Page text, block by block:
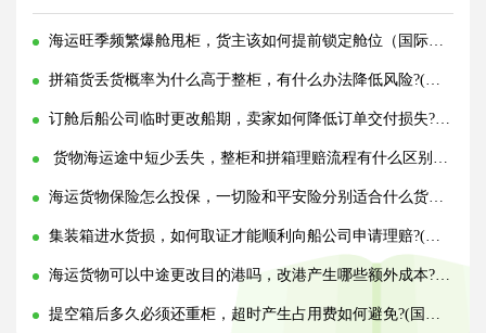
海运旺季频繁爆舱甩柜，货主该如何提前锁定舱位（国际海运干货知识分享）
拼箱货丢货概率为什么高于整柜，有什么办法降低风险?(国际海运干货知识分享)
订舱后船公司临时更改船期，卖家如何降低订单交付损失?(国际海运干货知识分享)
货物海运途中短少丢失，整柜和拼箱理赔流程有什么区别?(国际海运干货知识分享)
海运货物保险怎么投保，一切险和平安险分别适合什么货物?(国际海运干货知识分享)
集装箱进水货损，如何取证才能顺利向船公司申请理赔?(国际海运干货知识分享)
海运货物可以中途更改目的港吗，改港产生哪些额外成本?(国际海运干货知识分享)
提空箱后多久必须还重柜，超时产生占用费如何避免?(国际海运干货知识分享)